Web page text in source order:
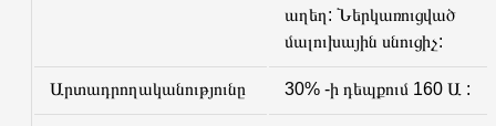
աղեղ: Ներկառուցված
մալուխային սնուցիչ:
Արտադրողականությունը 30% -ի դեպքում 160 Ա :